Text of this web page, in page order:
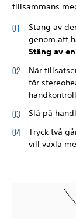
tillsammans
Stäng av
genom att
Stäng av
När
för
Slå på
Tryck två
vill växla